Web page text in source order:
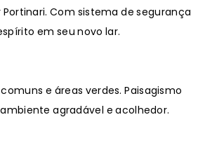
Com sistema de segurança
em seu novo lar.
e áreas verdes. Paisagismo
agradável e acolhedor.